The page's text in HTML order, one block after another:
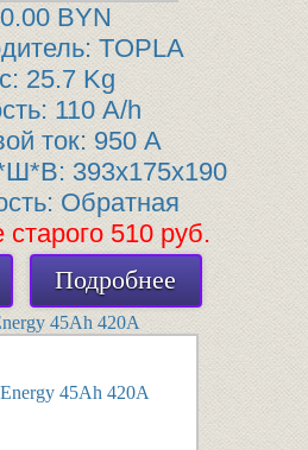
BYN
TOPLA
25.7 Kg
110 A/h
ток: 950 A
393x175x190
Обратная
старого 510 руб.
Подробнее
45Ah 420А